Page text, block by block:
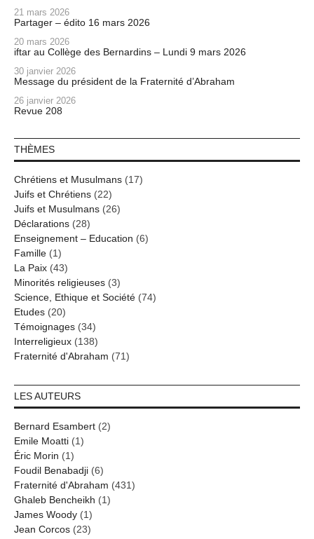
21 mars 2026
Partager – édito 16 mars 2026
20 mars 2026
iftar au Collège des Bernardins – Lundi 9 mars 2026
30 janvier 2026
Message du président de la Fraternité d’Abraham
26 janvier 2026
Revue 208
THÈMES
Chrétiens et Musulmans (17)
Juifs et Chrétiens (22)
Juifs et Musulmans (26)
Déclarations (28)
Enseignement – Education (6)
Famille (1)
La Paix (43)
Minorités religieuses (3)
Science, Ethique et Société (74)
Etudes (20)
Témoignages (34)
Interreligieux (138)
Fraternité d'Abraham (71)
LES AUTEURS
Bernard Esambert (2)
Emile Moatti (1)
Éric Morin (1)
Foudil Benabadji (6)
Fraternité d'Abraham (431)
Ghaleb Bencheikh (1)
James Woody (1)
Jean Corcos (23)